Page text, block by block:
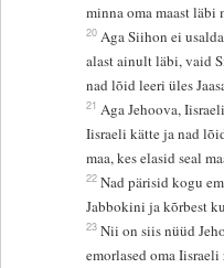
minna oma maast läbi
20 Aga Siihon ei
alast ainult läbi, vaid
nad lõid leeri üles
21 Aga Jehoova,
Iisraeli kätte ja nad
maa, kes elasid seal
22 Nad pärisid kogu
Jabbokini ja kõrbest
23 Nii on siis nüüd
emorlased oma Iisraeli